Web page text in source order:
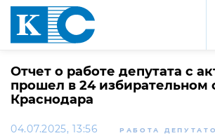
Отчет о работе депутата с
прошел в 24 избирательном
Краснодара
04.07.2025, 13:56 РАБОТА